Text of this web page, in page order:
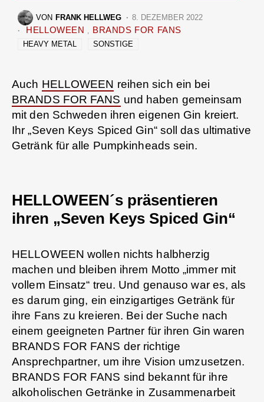
VON FRANK HELLWEG 8. DEZEMBER 2022
HELLOWEEN BRANDS FOR FANS
HEAVY METAL SONSTIGE
Auch HELLOWEEN reihen sich ein bei
BRANDS FOR FANS und haben gemeinsam
mit den Schweden ihren eigenen Gin kreiert.
Ihr „Seven Keys Spiced Gin“ soll das ultimative
Getränk für alle Pumpkinheads sein.
HELLOWEEN´s präsentieren
ihren „Seven Keys Spiced Gin“
HELLOWEEN wollen nichts halbherzig
machen und bleiben ihrem Motto „immer mit
vollem Einsatz“ treu. Und genauso war es, als
es darum ging, ein einzigartiges Getränk für
ihre Fans zu kreieren. Bei der Suche nach
einem geeigneten Partner für ihren Gin waren
BRANDS FOR FANS der richtige
Ansprechpartner, um ihre Vision umzusetzen.
BRANDS FOR FANS sind bekannt für ihre
alkoholischen Getränke in Zusammenarbeit